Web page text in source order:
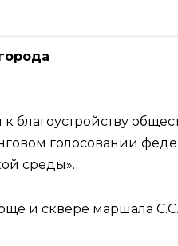
голосовании
среды».
и сквере маршала